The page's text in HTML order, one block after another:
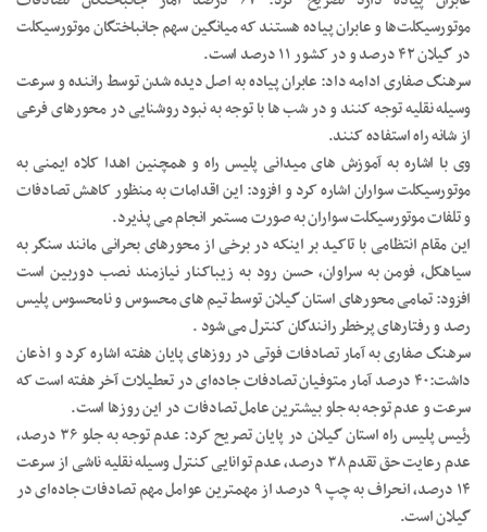
موتورسیکلت‌ها و عابران پیاده هستند که میانگین سهم جانباختگان موتورسیکلت
در گیلان ۴۲ درصد و در کشور ۱۱ درصد است.
سرهنگ صفاری ادامه داد: عابران پیاده به اصل دیده شدن توسط راننده و سرعت
وسیله نقلیه توجه کنند و در شب ها با توجه به نبود روشنایی در محورهای فرعی
از شانه راه استفاده کنند.
وی با اشاره به آموزش های میدانی پلیس راه و همچنین اهدا کلاه ایمنی به
موتورسیکلت سواران اشاره کرد و افزود: این اقدامات به منظور کاهش تصادفات
و تلفات موتورسیکلت سواران به صورت مستمر انجام می پذیرد.
این مقام انتظامی با تاکید بر اینکه در برخی از محورهای بحرانی مانند سنگر به
سیاهکل، فومن به سراوان، حسن رود به زیباکنار نیازمند نصب دوربین است
افزود: تمامی محورهای استان گیلان توسط تیم های محسوس و نامحسوس پلیس
رصد و رفتارهای پرخطر رانندگان کنترل می شود .
سرهنگ صفاری به آمار تصادفات فوتی در روزهای پایان هفته اشاره کرد و اذعان
داشت:۴۰ درصد آمار متوفیان تصادفات جاده‌ای در تعطیلات آخر هفته است که
سرعت و عدم توجه به جلو بیشترین عامل تصادفات در این روزها است.
رئیس پلیس راه استان گیلان در پایان تصریح کرد: عدم توجه به جلو ۳۶ درصد،
عدم رعایت حق تقدم ۳۸ درصد، عدم توانایی کنترل وسیله نقلیه ناشی از سرعت
۱۴ درصد، انحراف به چپ ۹ درصد از مهمترین عوامل مهم‌ تصادفات جاده‌ای در
گیلان است.